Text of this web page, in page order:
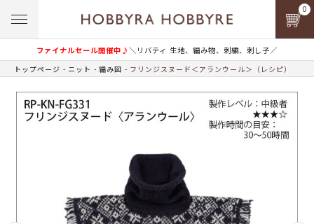
ファイナルセール開催中♪＼リバティ 生地、編み物、刺繍、刺し子／
0
トップページ ニット 編み図 フリンジスヌード＜アランウール＞（レシピ）